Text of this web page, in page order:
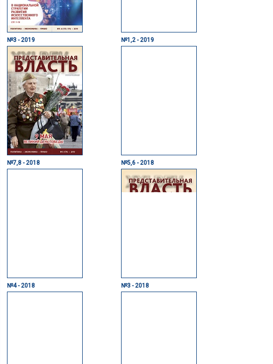
№3 - 2019 №1,2 - 2019
№7,8 - 2018 №5,6 - 2018
№4 - 2018 №3 - 2018